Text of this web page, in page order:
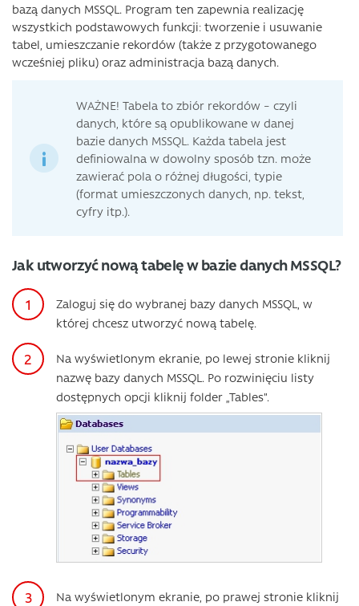
bazą danych MSSQL. Program ten zapewnia realizację
wszystkich podstawowych funkcji: tworzenie i usuwanie
tabel, umieszczanie rekordów (także z przygotowanego
wcześniej pliku) oraz administracja bazą danych.
WAŻNE! Tabela to zbiór rekordów – czyli
danych, które są opublikowane w danej
bazie danych MSSQL. Każda tabela jest
definiowalna w dowolny sposób tzn. może
zawierać pola o różnej długości, typie
(format umieszczonych danych, np. tekst,
cyfry itp.).
Jak utworzyć nową tabelę w bazie danych MSSQL?
Zaloguj się do wybranej bazy danych MSSQL, w
której chcesz utworzyć nową tabelę.
Na wyświetlonym ekranie, po lewej stronie kliknij
nazwę bazy danych MSSQL. Po rozwinięciu listy
dostępnych opcji kliknij folder „Tables”.
Na wyświetlonym ekranie, po prawej stronie kliknij